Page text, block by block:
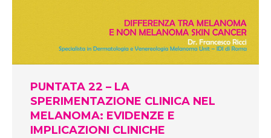
PUNTATA 22 – LA
SPERIMENTAZIONE CLINICA NEL
MELANOMA: EVIDENZE E
IMPLICAZIONI CLINICHE